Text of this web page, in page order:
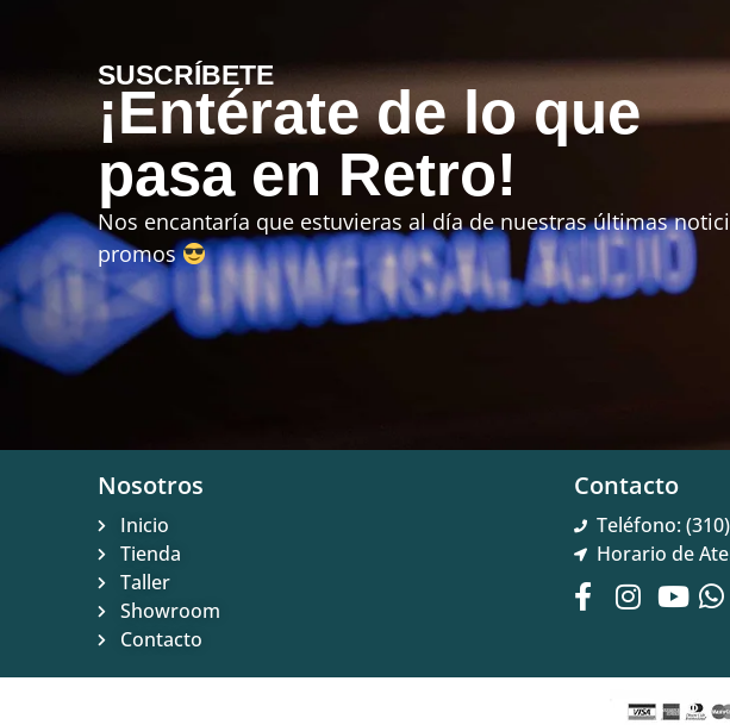
SUSCRÍBETE
¡Entérate de lo que
pasa en Retro!
Nos encantaría que estuvieras al día de nuestras últimas
promos
Nosotros
Inicio
Tienda
Taller
Showroom
Contacto
Contacto
Teléfono:
Horario de